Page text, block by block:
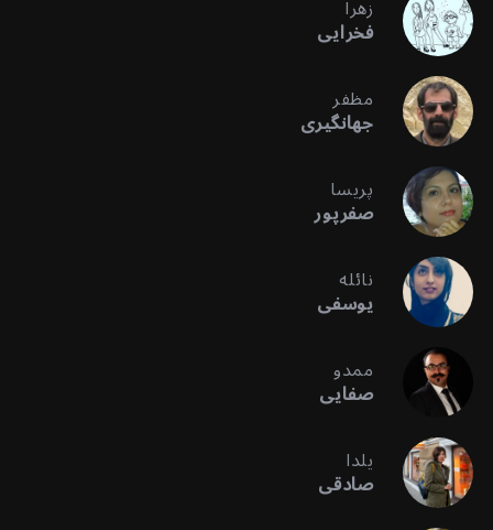
زهرا
فخرایی
مظفر
جهانگیری
پریسا
صفرپور
نائله
یوسفی
ممدو
صفایی
یلدا
صادقی